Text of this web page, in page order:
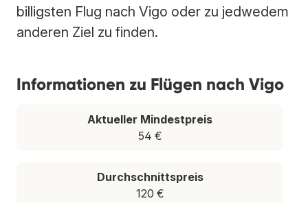
billigsten Flug nach Vigo oder zu jedwedem
anderen Ziel zu finden.
Informationen zu Flügen nach Vigo
Aktueller Mindestpreis
54 €
Durchschnittspreis
120 €